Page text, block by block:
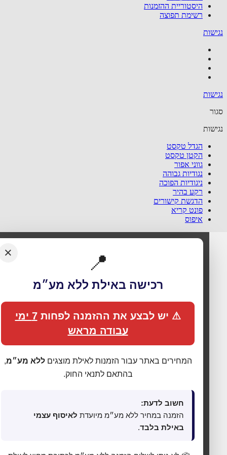
🍪 אנחנו משתמשים בעוגיות כדי לשפר את החוויה
התאמת תכנים ופרסום ממוקד. בלחיצה על
היסטוריית ההזמנות
רשימת תפוצה
הגדל טקסט
הקטן טקסט
גווני אפור
נגודיות גבוהה
ניגודיות הפוכה
רקע בהיר
הדגשת קישורים
פונט קריא
איפוס
📍
רכישה באילת ללא מע״מ
⚠ יש לבצע את ההזמנה לפחות 7 ימי
עבודה מראש
המחירים באתר עבור הזמנות לאילת מוצגיםללא מע״מ,
בהתאם לתנאי החוק.
חשוב לדעת:
הזמנה במחיר ללא מע״מ מיועדתלאיסוף עצמי
באילת בלבד.